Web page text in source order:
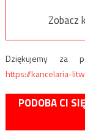
Zobacz
Dziękujemy za
https://kancelaria-
PODOBA CI